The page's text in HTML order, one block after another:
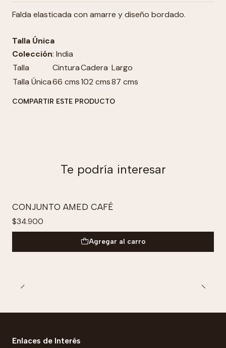
Falda elasticada con amarre y diseño bordado.
Talla Única
Colección: India
Talla
CinturaCadera Largo
Talla Única66 cms102 cms87 cms
COMPARTIR ESTE PRODUCTO
Te podría interesar
CONJUNTO AMED CAFÉ
$34.900
Agregar al carro
Enlaces de Interés